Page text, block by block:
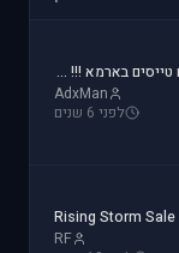
galzohar
דרושים טייסים בארמא !!! Sayeret Matkal Clan
AdxMan
לפני 6 שנים
Rising Storm Sale
RF